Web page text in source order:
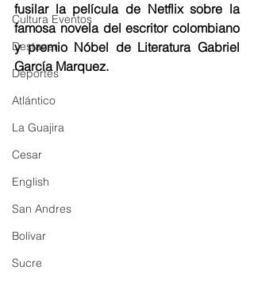
Cultura Eventos
Destacar
Deportes
Atlántico
La Guajira
Cesar
English
San Andres
Bolívar
Sucre
fusilar la película de Netflix sobre la
famosa novela del escritor colombiano
y premio Nóbel de Literatura Gabriel
García Marquez.